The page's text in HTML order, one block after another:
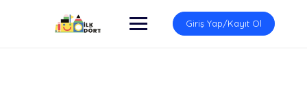
Giriş Yap/Kayıt Ol